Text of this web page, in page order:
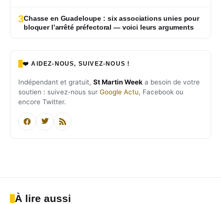
3Chasse en Guadeloupe : six associations unies pour
bloquer l’arrêté préfectoral — voici leurs arguments
❤️ AIDEZ-NOUS, SUIVEZ-NOUS !
Indépendant et gratuit, St Martin Week a besoin de votre
soutien : suivez-nous sur Google Actu, Facebook ou
encore Twitter.
À lire aussi